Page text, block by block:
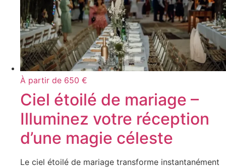
À partir de 650 €
Ciel étoilé de mariage –
Illuminez votre réception
d’une magie céleste
Le ciel étoilé de mariage transforme instantanément